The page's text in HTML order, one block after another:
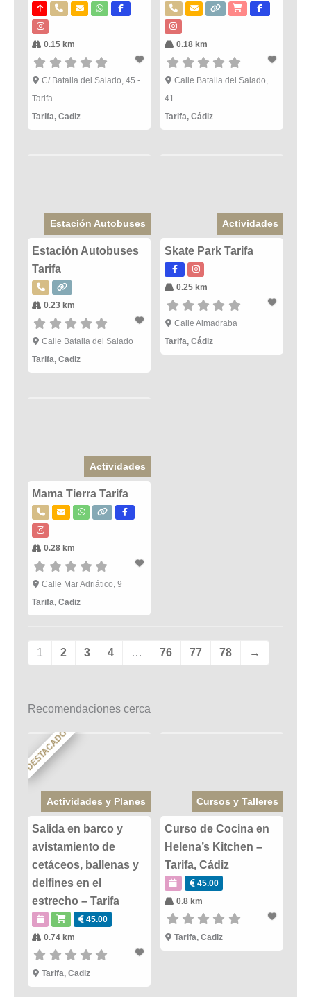
0.15 km
C/ Batalla del Salado, 45 -
Tarifa
Tarifa, Cadiz
0.18 km
Calle Batalla del Salado,
41
Tarifa,Cádiz
Estación Autobuses
Estación Autobuses
Tarifa
0.23 km
Calle Batalla del Salado
Tarifa, Cadiz
Actividades
Skate Park Tarifa
0.25 km
Calle Almadraba
Tarifa,Cádiz
Actividades
Mama Tierra Tarifa
0.28 km
Calle Mar Adriático, 9
Tarifa, Cadiz
1 2 3 4 … 76 77 78 →
Recomendaciones cerca
DESTACADO
Actividades y Planes
Salida en barco y
avistamiento de
cetáceos, ballenas y
delfines en el
estrecho – Tarifa
45.00
0.74 km
Tarifa, Cadiz
Cursos y Talleres
Curso de Cocina en
Helena’s Kitchen –
Tarifa, Cádiz
45.00
0.8 km
Tarifa, Cadiz